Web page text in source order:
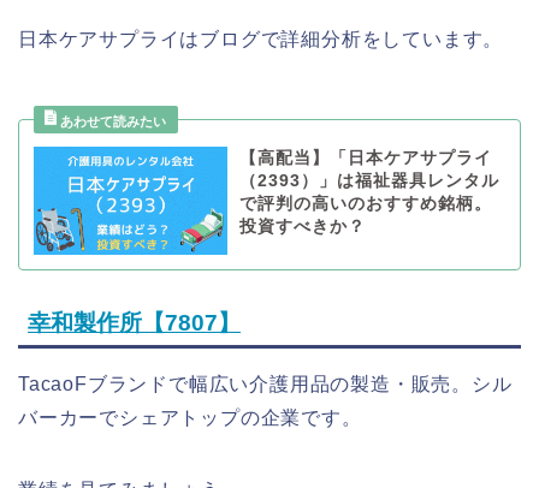
日本ケアサプライはブログで詳細分析をしています。
【高配当】「日本ケアサプライ
（2393）」は福祉器具レンタル
で評判の高いのおすすめ銘柄。
投資すべきか？
幸和製作所【7807】
TacaoFブランドで幅広い介護用品の製造・販売。シル
バーカーでシェアトップの企業です。